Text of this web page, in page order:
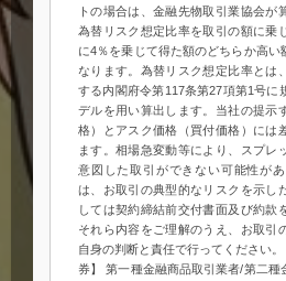
トの場合は、金融先物取引業協会が
為替リスク想定比率を取引の額に乗
に4％を乗じて得た額のどちらか高い
なります。為替リスク想定比率とは
する内閣府令第117条第27項第1号に
デルを用い算出します。当社の提示
格）とアスク価格（買付価格）には
ます。相場急変動等により、スプレ
意図した取引ができない可能性が
は、お取引の典型的なリスクを示し
しては契約締結前交付書面及び約款
それら内容をご理解のうえ、お取引
自身の判断と責任で行ってください
券】 第一種金融商品取引業者/第二